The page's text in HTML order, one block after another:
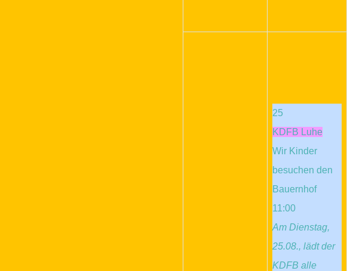
25
KDFB Luhe
Wir Kinder
besuchen den
Bauernhof
11:00
Am Dienstag,
25.08., lädt der
KDFB alle